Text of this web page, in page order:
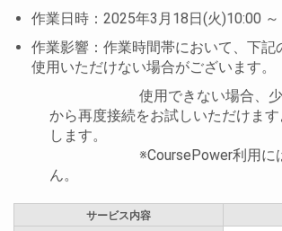
作業日時：2025年3月18日(火)10:00 ～
作業影響：作業時間帯において、下記
使用いただけない場合がございます。
使用できない場合、少し
から再度接続をお試しいただけま
します。
※CoursePower利用には
ん。
サービス内容